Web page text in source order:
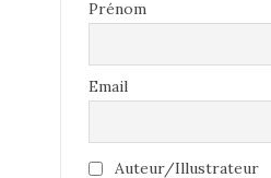
Prénom
Email
Auteur/Illustrateur